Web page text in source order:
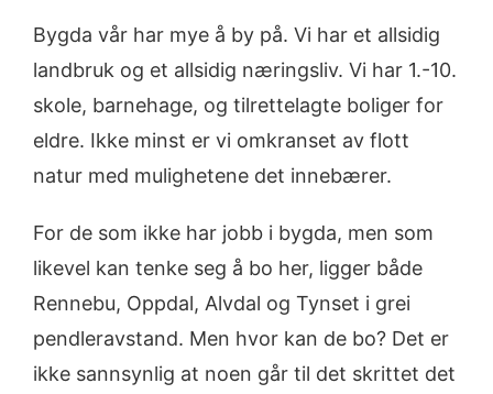
Bygda vår har mye å by på. Vi har et allsidig
landbruk og et allsidig næringsliv. Vi har 1.-10.
skole, barnehage, og tilrettelagte boliger for
eldre. Ikke minst er vi omkranset av flott
natur med mulighetene det innebærer.
For de som ikke har jobb i bygda, men som
likevel kan tenke seg å bo her, ligger både
Rennebu, Oppdal, Alvdal og Tynset i grei
pendleravstand. Men hvor kan de bo? Det er
ikke sannsynlig at noen går til det skrittet det